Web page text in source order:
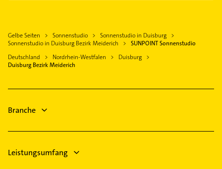
Kamp-Lintfort
Gladbeck
Ratingen
Kanalreinigung
Elektriker
Lüftungsanlagen
Gelbe Seiten Sonnenstudio
Sonnenstudio in Duisburg
Sonnenstudio in Duisburg Bezirk Meiderich
SUNPOINT Sonnenstudio
Deutschland
Nordrhein-Westfalen
Duisburg
Duisburg Bezirk Meiderich
Branche
Leistungsumfang